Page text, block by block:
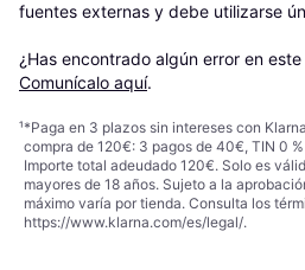
fuentes externas y debe utilizarse
¿Has encontrado algún error en
Comunícalo aquí.
¹*Paga en 3 plazos sin intereses con
compra de 120€: 3 pagos de 40€, TIN 0
Importe total adeudado 120€. Solo es
mayores de 18 años. Sujeto a la
máximo varía por tienda. Consulta los
https://www.klarna.com/es/legal/.